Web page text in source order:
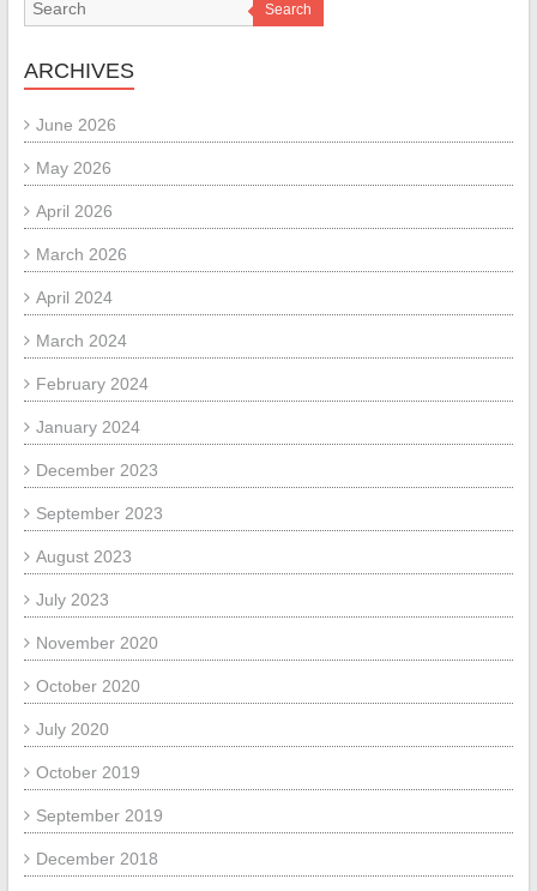
Search
ARCHIVES
June 2026
May 2026
April 2026
March 2026
April 2024
March 2024
February 2024
January 2024
December 2023
September 2023
August 2023
July 2023
November 2020
October 2020
July 2020
October 2019
September 2019
December 2018